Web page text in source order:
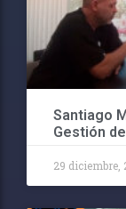
Santiago
Gestión
29 diciembre,